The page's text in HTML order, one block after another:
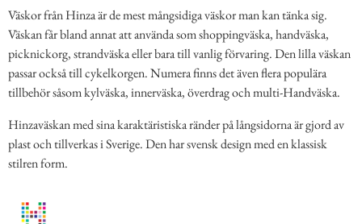
Väskor från Hinza är de mest mångsidiga väskor man kan tänka sig.
Väskan får bland annat att använda som shoppingväska, handväska,
picknickorg, strandväska eller bara till vanlig förvaring. Den lilla väskan
passar också till cykelkorgen. Numera finns det även flera populära
tillbehör såsom kylväska, innerväska, överdrag och multi-Handväska.
Hinzaväskan med sina karaktäristiska ränder på långsidorna är gjord av
plast och tillverkas i Sverige. Den har svensk design med en klassisk
stilren form.